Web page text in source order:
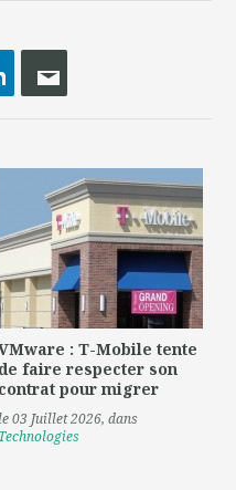
: T-Mobile tente
de faire respecter son
contrat pour migrer
le 03 Juillet 2026, dans
Technologies